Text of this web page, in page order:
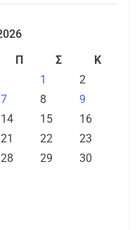
Π Σ
Κ
1
2
7 8
9
14 15
16
21 22
23
28 29
30